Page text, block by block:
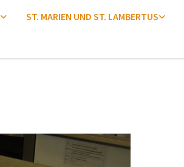
ST. MARIEN UND ST. LAMBERTUS